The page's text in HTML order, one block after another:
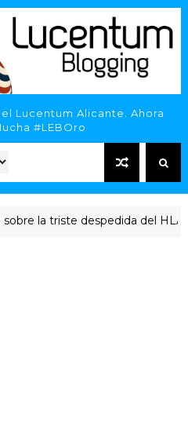
Lucentum Alicante. Ahora
#LEBOro
triste despedida del HLA